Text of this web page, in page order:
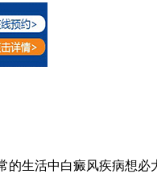
的生活中白癜风疾病想